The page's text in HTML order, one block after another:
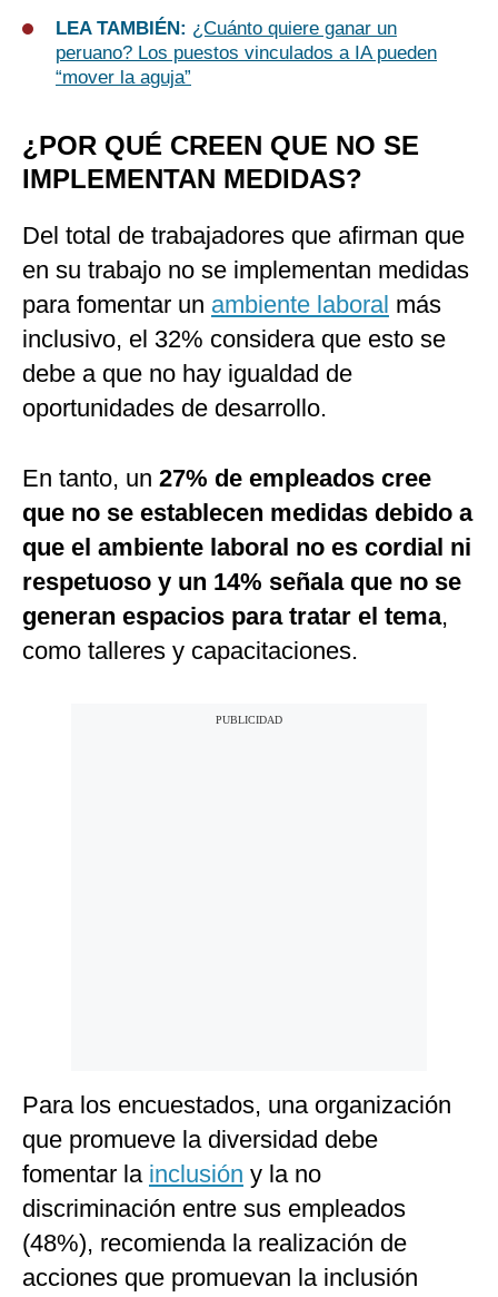
LEA TAMBIÉN: ¿Cuánto quiere ganar un
peruano? Los puestos vinculados a IA pueden
“mover la aguja”
¿POR QUÉ CREEN QUE NO SE
IMPLEMENTAN MEDIDAS?
Del total de trabajadores que afirman que
en su trabajo no se implementan medidas
para fomentar un ambiente laboral más
inclusivo, el 32% considera que esto se
debe a que no hay igualdad de
oportunidades de desarrollo.
En tanto, un 27% de empleados cree
que no se establecen medidas debido a
que el ambiente laboral no es cordial ni
respetuoso y un 14% señala que no se
generan espacios para tratar el tema,
como talleres y capacitaciones.
Para los encuestados, una organización
que promueve la diversidad debe
fomentar la inclusión y la no
discriminación entre sus empleados
(48%), recomienda la realización de
acciones que promuevan la inclusión